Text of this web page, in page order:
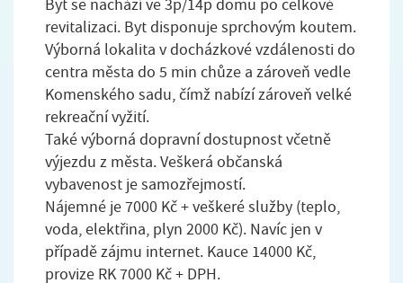
Byt se nachází ve 3p/14p domu po celkové
revitalizaci. Byt disponuje sprchovým koutem.
Výborná lokalita v docházkové vzdálenosti do
centra města do 5 min chůze a zároveň vedle
Komenského sadu, čímž nabízí zároveň velké
rekreační vyžití.
Také výborná dopravní dostupnost včetně
výjezdu z města. Veškerá občanská
vybavenost je samozřejmostí.
Nájemné je 7000 Kč + veškeré služby (teplo,
voda, elektřina, plyn 2000 Kč). Navíc jen v
případě zájmu internet. Kauce 14000 Kč,
provize RK 7000 Kč + DPH.